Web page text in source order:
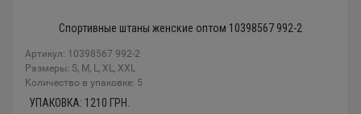
Спортивные штаны женские оптом 10398567 992-2
Артикул: 10398567 992-2
Размеры: S, M, L, XL, XXL
Количество в упаковке: 5
УПАКОВКА: 1210 ГРН.